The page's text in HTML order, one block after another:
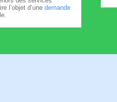
l’objet d’une demande